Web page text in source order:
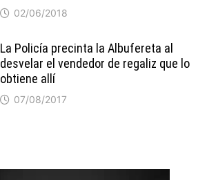
02/06/2018
La Policía precinta la Albufereta al
desvelar el vendedor de regaliz que lo
obtiene allí
07/08/2017